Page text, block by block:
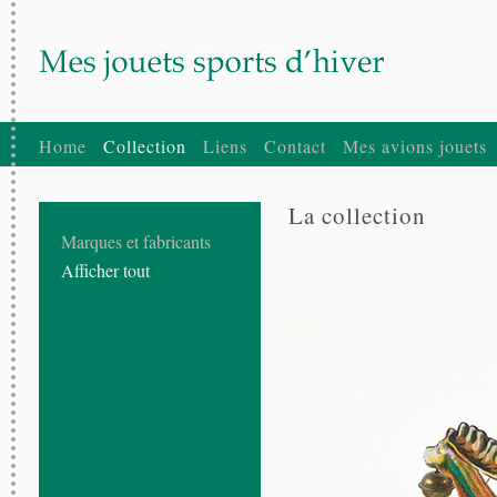
Home Collection Liens Contact Mes avions jouets
Marques et fabricants
Afficher tout
La collection